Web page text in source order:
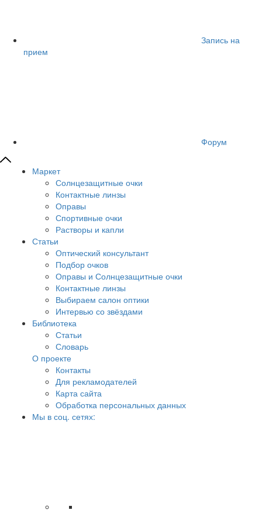
Запись на
прием
Форум
Маркет
Солнцезащитные очки
Контактные линзы
Оправы
Спортивные очки
Растворы и капли
Статьи
Оптический консультант
Подбор очков
Оправы и Солнцезащитные очки
Контактные линзы
Выбираем салон оптики
Интервью со звёздами
Библиотека
Статьи
Словарь
О проекте
Контакты
Для рекламодателей
Карта сайта
Обработка персональных данных
Мы в соц. сетях: